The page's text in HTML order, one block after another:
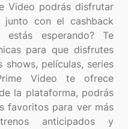
Video podrás disfrutar
con el cashback
esperando? Te
para que disfrutes
películas, series
Video te ofrece
la plataforma, podrás
favoritos para ver más
anticipados y